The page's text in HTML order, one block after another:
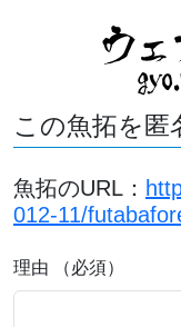
この魚拓を匿
魚拓のURL：
012-11/
理由 （必須）